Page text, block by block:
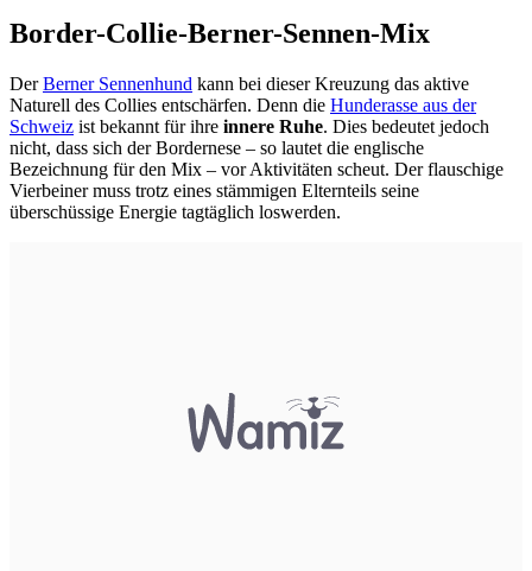
Border-Collie-Berner-Sennen-Mix
DerBerner Sennenhund kann bei dieser Kreuzung das aktive
Naturell des Collies entschärfen. Denn die Hunderasse aus der
Schweiz ist bekannt für ihre innere Ruhe. Dies bedeutet jedoch
nicht, dass sich der Bordernese – so lautet die englische
Bezeichnung für den Mix – vor Aktivitäten scheut. Der flauschige
Vierbeiner muss trotz eines stämmigen Elternteils seine
überschüssige Energie tagtäglich loswerden.